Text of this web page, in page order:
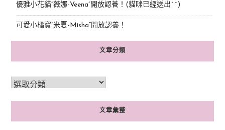
優雅小花貓“薇娜-Veena”開放認養！(貓咪已經送出^^)
可愛小橘寶”米夏-Misha”開放認養！
文章分類
文章彙整